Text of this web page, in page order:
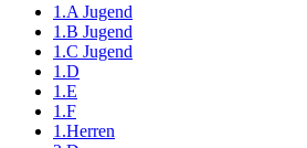
1.A Jugend
1.B Jugend
1.C Jugend
1.D
1.E
1.F
1.Herren